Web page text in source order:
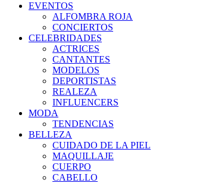
EVENTOS
ALFOMBRA ROJA
CONCIERTOS
CELEBRIDADES
ACTRICES
CANTANTES
MODELOS
DEPORTISTAS
REALEZA
INFLUENCERS
MODA
TENDENCIAS
BELLEZA
CUIDADO DE LA PIEL
MAQUILLAJE
CUERPO
CABELLO